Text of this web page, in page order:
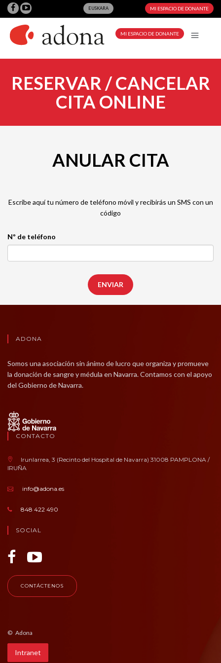
EUSKARA MI ESPACIO DE DONANTE
MI ESPACIO DE DONANTE
RESERVAR / CANCELAR
CITA ONLINE
ANULAR CITA
Escribe aquí tu número de teléfono móvil y recibirás un SMS con un
código
Nº de teléfono
ENVIAR
ADONA
Somos una asociación sin ánimo de lucro que organiza y promueve
la donación de sangre y médula en Navarra. Contamos con el apoyo
del Gobierno de Navarra.
CONTACTO
Irunlarrea, 3 (Recinto del Hospital de Navarra) 31008 PAMPLONA /
IRUÑA
info@adona.es
848 422 490
SOCIAL
CONTÁCTENOS
© Adona
Intranet